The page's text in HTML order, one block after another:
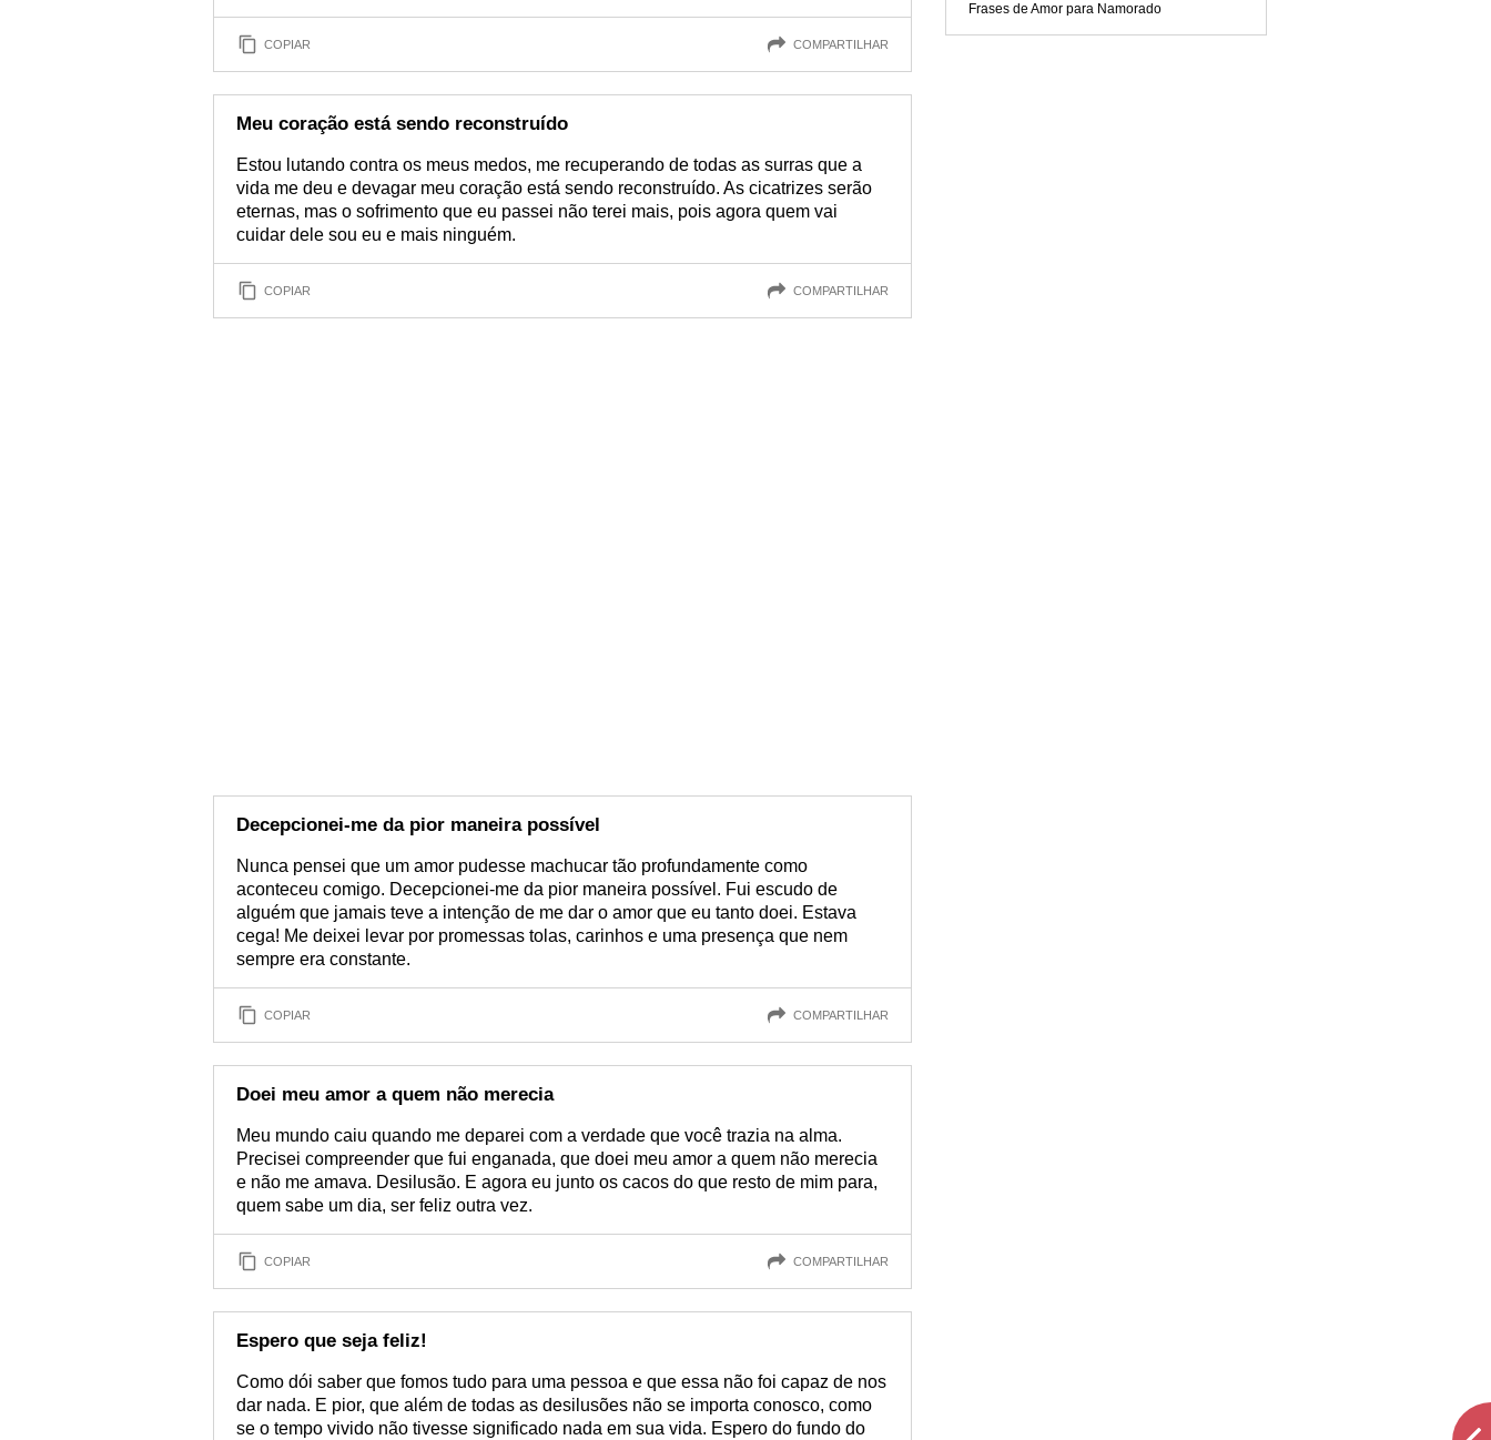
COPIAR COMPARTILHAR
Meu coração está sendo reconstruído
Estou lutando contra os meus medos, me recuperando de todas as surras que a
vida me deu e devagar meu coração está sendo reconstruído. As cicatrizes serão
eternas, mas o sofrimento que eu passei não terei mais, pois agora quem vai
cuidar dele sou eu e mais ninguém.
COPIAR COMPARTILHAR
Decepcionei-me da pior maneira possível
Nunca pensei que um amor pudesse machucar tão profundamente como
aconteceu comigo. Decepcionei-me da pior maneira possível. Fui escudo de
alguém que jamais teve a intenção de me dar o amor que eu tanto doei. Estava
cega! Me deixei levar por promessas tolas, carinhos e uma presença que nem
sempre era constante.
COPIAR COMPARTILHAR
Doei meu amor a quem não merecia
Meu mundo caiu quando me deparei com a verdade que você trazia na alma.
Precisei compreender que fui enganada, que doei meu amor a quem não merecia
e não me amava. Desilusão. E agora eu junto os cacos do que resto de mim para,
quem sabe um dia, ser feliz outra vez.
COPIAR COMPARTILHAR
Espero que seja feliz!
Como dói saber que fomos tudo para uma pessoa e que essa não foi capaz de nos
dar nada. E pior, que além de todas as desilusões não se importa conosco, como
se o tempo vivido não tivesse significado nada em sua vida. Espero do fundo do
Frases de Amor para Namorado